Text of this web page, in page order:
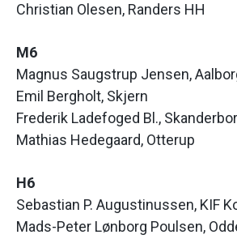
Christian Olesen, Randers HH
M6
Magnus Saugstrup Jensen,
Emil Bergholt, Skjern
Frederik Ladefoged Bl.,
Mathias Hedegaard, Otterup
H6
Sebastian P. Augustinussen, KIF
Mads-Peter Lønborg Poulsen,